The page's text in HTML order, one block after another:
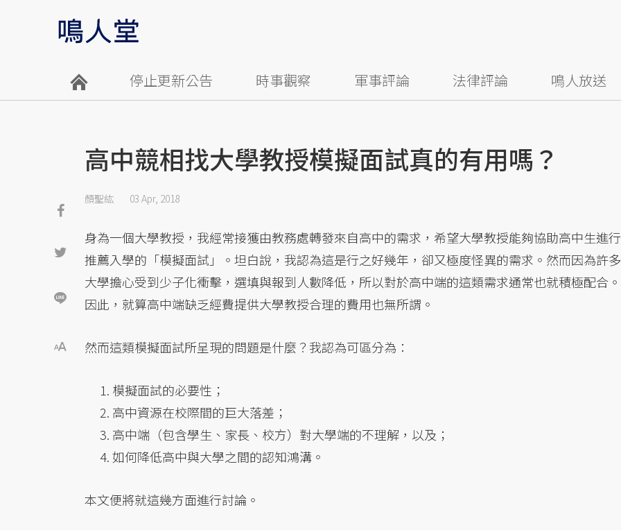
停止更新公告 時事觀察 軍事評論 法律評論 鳴人放送
高中競相找大學教授模擬面試真的有用嗎？
顏聖紘 03 Apr, 2018
身為一個大學教授，我經常接獲由教務處轉發來自高中的需求，希望大學教授能夠協助高中生進行
推薦入學的「模擬面試」。坦白說，我認為這是行之好幾年，卻又極度怪異的需求。然而因為許多
大學擔心受到少子化衝擊，選填與報到人數降低，所以對於高中端的這類需求通常也就積極配合。
因此，就算高中端缺乏經費提供大學教授合理的費用也無所謂。
然而這類模擬面試所呈現的問題是什麼？我認為可區分為：
模擬面試的必要性；
高中資源在校際間的巨大落差；
高中端（包含學生、家長、校方）對大學端的不理解，以及；
如何降低高中與大學之間的認知鴻溝。
本文便將就這幾方面進行討論。